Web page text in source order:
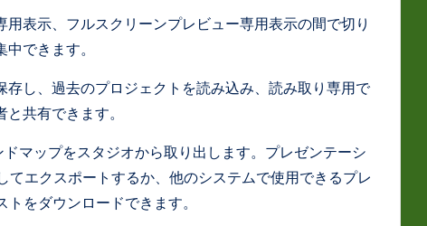
表示、フルスクリーンプレビュー専用表示の間で切り
できます。
存し、過去のプロジェクトを読み込み、読み取り専用で
共有できます。
ドマップをスタジオから取り出します。プレゼンテーシ
てエクスポートするか、他のシステムで使用できるプレ
をダウンロードできます。